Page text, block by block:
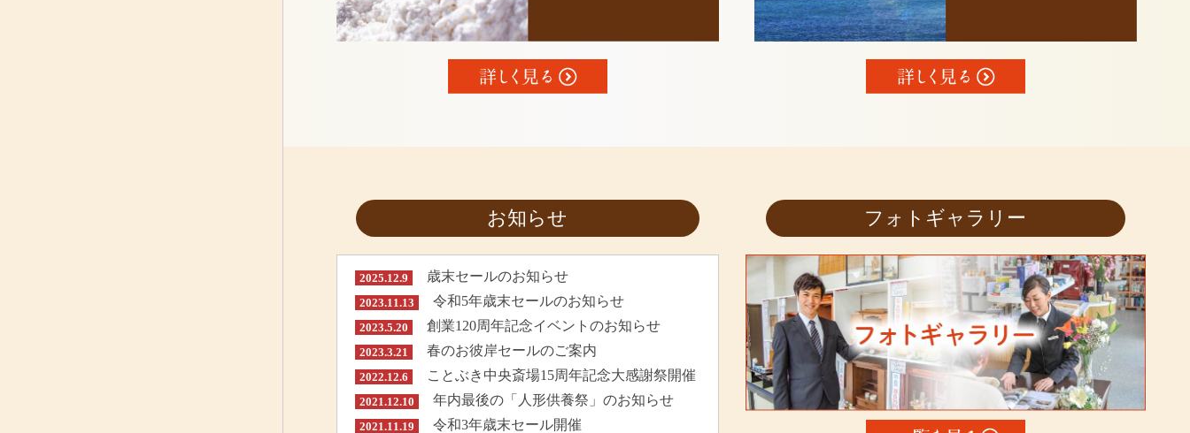
お知らせ
2025.12.9 歳末セールのお知らせ
2023.11.13 令和5年歳末セールのお知らせ
2023.5.20 創業120周年記念イベントのお知らせ
2023.3.21 春のお彼岸セールのご案内
2022.12.6 ことぶき中央斎場15周年記念大感謝祭開催
2021.12.10 年内最後の「人形供養祭」のお知らせ
2021.11.19 令和3年歳末セール開催
フォトギャラリー